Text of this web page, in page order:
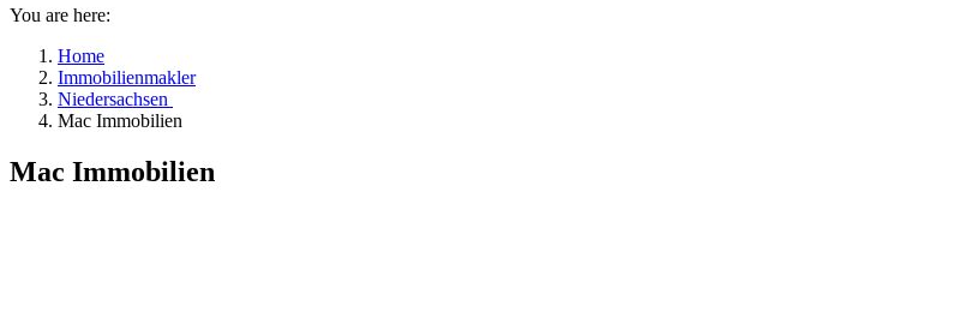
You are here:
Home
Immobilienmakler
Niedersachsen
Mac Immobilien
Mac Immobilien